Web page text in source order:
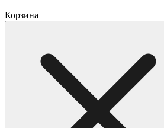
Корзина